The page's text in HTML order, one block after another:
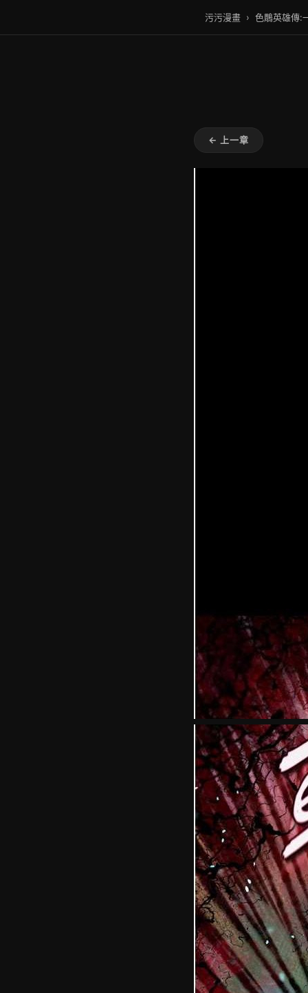
污污漫畫 › 色鵰英雄傳:
← 上一章